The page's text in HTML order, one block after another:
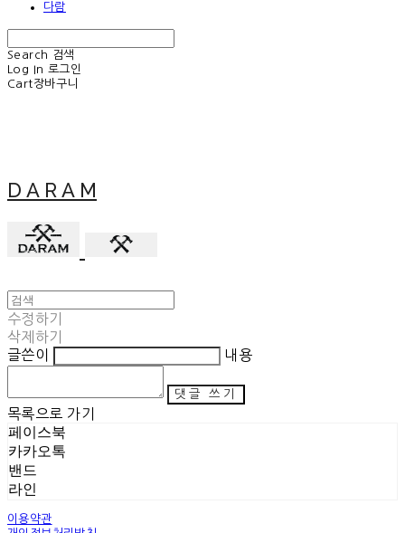
다람
Search
검색
Log In 로그인
Cart장바구니
D A R A M
수정하기
삭제하기
글쓴이
내용
댓글 쓰기
목록으로 가기
페이스북
카카오톡
밴드
라인
이용약관